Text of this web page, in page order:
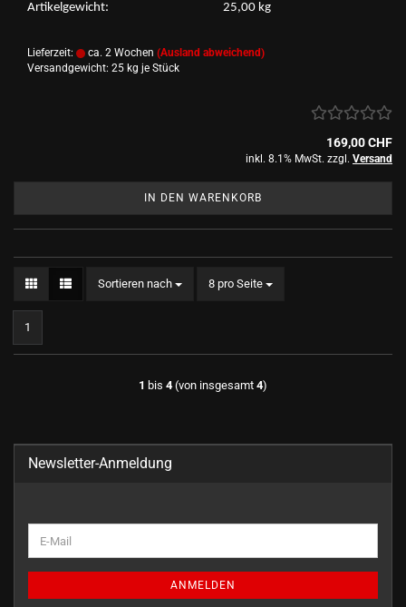
Ar­ti­kel­ge­wicht: 25,00 kg
Lieferzeit: ca. 2 Wochen (Ausland abweichend)
Versandgewicht: 25 kg je Stück
169,00 CHF
inkl. 8.1% MwSt. zzgl. Versand
IN DEN WARENKORB
Sortieren nach
Sortieren nach 8 pro Seite
pro Seite
1
1 bis 4(von insgesamt 4)
Newsletter-Anmeldung
ZUR
E-
Mail
ANMELDEN